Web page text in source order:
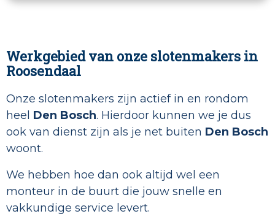
Werkgebied van onze slotenmakers in
Roosendaal
Onze slotenmakers zijn actief in en rondom
heel Den Bosch. Hierdoor kunnen we je dus
ook van dienst zijn als je net buiten Den Bosch
woont.
We hebben hoe dan ook altijd wel een
monteur in de buurt die jouw snelle en
vakkundige service levert.